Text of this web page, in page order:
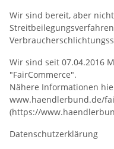
Wir sind bereit, aber
Wir sind seit 07.04.2016
"FairCommerce".
Nähere Informationen
www.haendlerbund.de/
(https://
Datenschutzerklärung